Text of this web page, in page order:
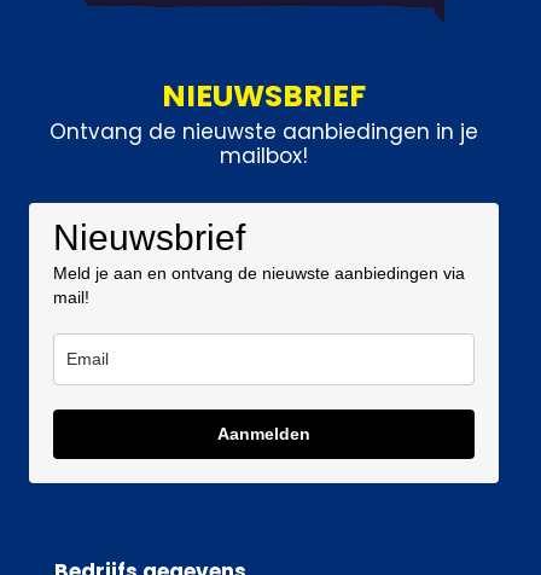
NIEUWSBRIEF
Ontvang de nieuwste aanbiedingen in je
mailbox!
Nieuwsbrief
Meld je aan en ontvang de nieuwste aanbiedingen via
mail!
Aanmelden